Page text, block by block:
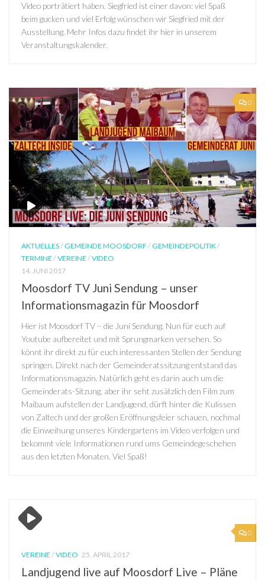
Video porträtiert haben. Siegfried ist einer davon: viel Spaß
beim gucken und viel Erfolg wünschen wir Siegfried mit der
Ausstellung. Mehr Infos dazu findet ihr hier in unserem
Veranstaltungskalender.
0
AKTUELLES/GEMEINDE MOOSDORF/GEMEINDEPOLITIK/
TERMINE/VEREINE/VIDEO
14. JUNI 2017
Moosdorf TV Juni Sendung – unser
Informationsmagazin für Moosdorf
Hier ist Moosdorf TV – die Juni Sendung. Nun für euch auf
Youtube aufbereitet und mit Sprungmarken versehen. So
könnt ihr direkt zu für euch interessanten Stellen der Sendung
springen. Direkt nach der Gemeinderatssitzung entstand das
Informationsmagazin. Natürlich geht es darin auch um die
Gemeinderats-Sitzung, aber ihr seht zusätzlich den Film zum
Maibaum aufstellen der Landjugend, dürft hinter die Kulissen
von Zaltech und der großen Eröffnungsfeier schauen, nochmal
die Einweihung unseres Kindergartens im Video verfolgen und
bekommt viele Informationen rund ums Gemeindegeschehen
aus den letzten Monaten. Viel Spaß!
0
VEREINE/VIDEO 25. APRIL 2017
Landjugend live auf Moosdorf Live – Pläne